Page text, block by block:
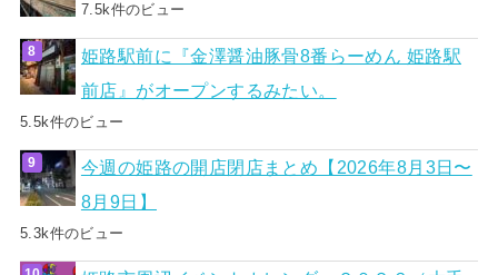
7.5k件のビュー
姫路駅前に『金澤醤油豚骨8番らーめん 姫路駅
前店』がオープンするみたい。
5.5k件のビュー
今週の姫路の開店閉店まとめ【2026年8月3日〜
8月9日】
5.3k件のビュー